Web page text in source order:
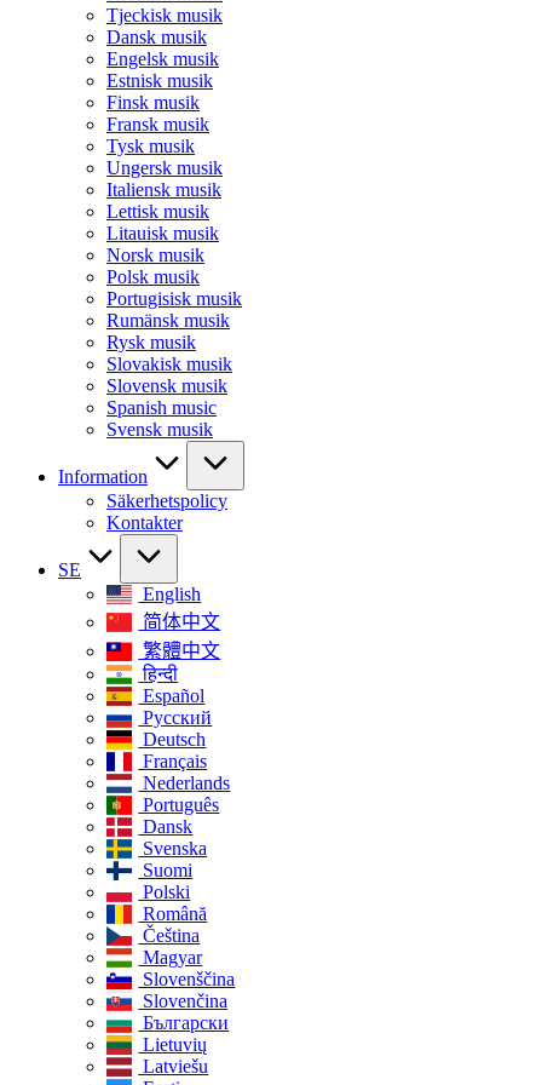
Tjeckisk musik
Dansk musik
Engelsk musik
Estnisk musik
Finsk musik
Fransk musik
Tysk musik
Ungersk musik
Italiensk musik
Lettisk musik
Litauisk musik
Norsk musik
Polsk musik
Portugisisk musik
Rumänsk musik
Rysk musik
Slovakisk musik
Slovensk musik
Spanish music
Svensk musik
Information
Säkerhetspolicy
Kontakter
SE
English
简体中文
繁體中文
हिन्दी
Español
Русский
Deutsch
Français
Nederlands
Português
Dansk
Svenska
Suomi
Polski
Română
Čeština
Magyar
Slovenščina
Slovenčina
Български
Lietuvių
Latviešu